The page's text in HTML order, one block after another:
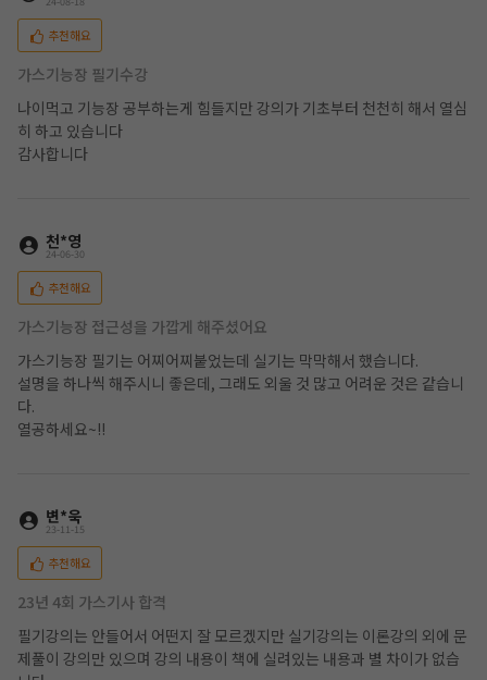
추천해요
가스기능장 필기수강
나이먹고 기능장 공부하는게 힘들지만 강의가 기초부터 천천히 해서 열심
히 하고 있습니다
감사합니다
천*영
24-06-30
추천해요
가스기능장 접근성을 가깝게 해주셨어요
가스기능장 필기는 어찌어찌붙었는데 실기는 막막해서 했습니다.
설명을 하나씩 해주시니 좋은데, 그래도 외울 것 많고 어려운 것은 같습니
다.
열공하세요~!!
변*욱
23-11-15
추천해요
23년 4회 가스기사 합격
필기강의는 안들어서 어떤지 잘 모르겠지만 실기강의는 이론강의 외에 문
제풀이 강의만 있으며 강의 내용이 책에 실려있는 내용과 별 차이가 없습